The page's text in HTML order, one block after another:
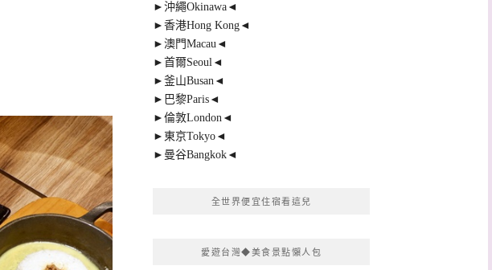
►沖繩Okinawa◄
►香港Hong Kong◄
►澳門Macau◄
►首爾Seoul◄
►釜山Busan◄
►巴黎Paris◄
►倫敦London◄
►東京Tokyo◄
►曼谷Bangkok◄
全世界便宜住宿看這兒
愛遊台灣◆美食景點懶人包